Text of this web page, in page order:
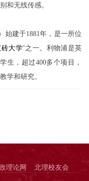
和无线传感。
始建于1881年，是一所位
砖大学”之一。利物浦是英
生，超过400多个项目，
学和研究。
理论网
北理校友会